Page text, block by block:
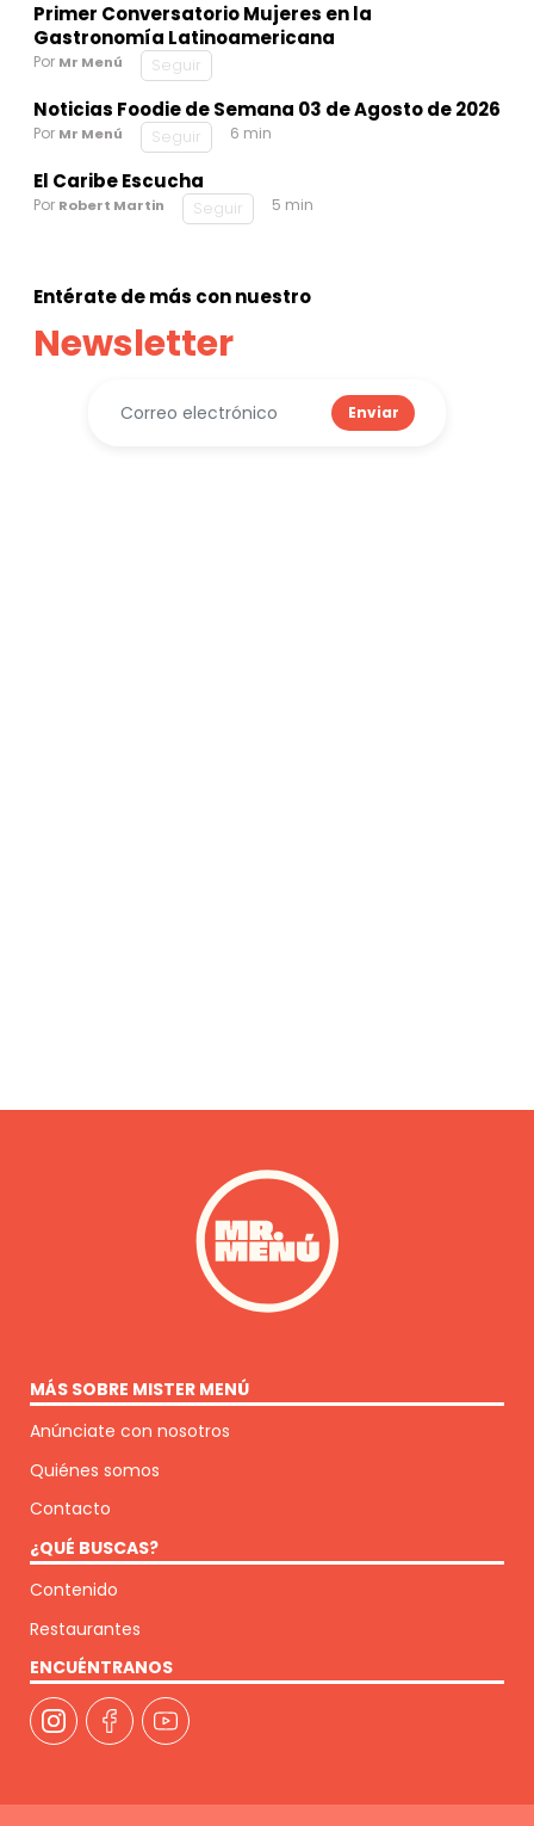
Primer Conversatorio Mujeres en la
Gastronomía Latinoamericana
Por Mr Menú Seguir
Noticias Foodie de Semana 03 de Agosto de 2026
Por Mr Menú Seguir 6 min
El Caribe Escucha
Por Robert Martin Seguir 5 min
Entérate de más con nuestro
Newsletter
Enviar
MÁS SOBRE MISTER MENÚ
Anúnciate con nosotros
Quiénes somos
Contacto
¿QUÉ BUSCAS?
Contenido
Restaurantes
ENCUÉNTRANOS